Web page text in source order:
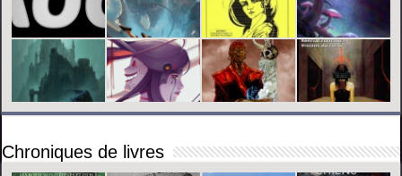
Chroniques de livres